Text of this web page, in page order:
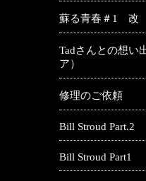
蘇る青春＃1 改
Tadさんとの想い
ア）
修理のご依頼
Bill Stroud Part.2
Bill Stroud Part1